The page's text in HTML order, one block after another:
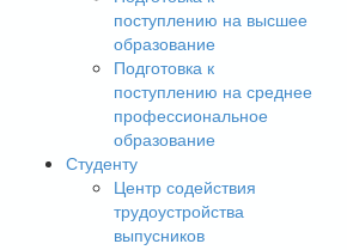
поступлению на высшее
образование
Подготовка к
поступлению на среднее
профессиональное
образование
Студенту
Центр содействия
трудоустройства
выпусников